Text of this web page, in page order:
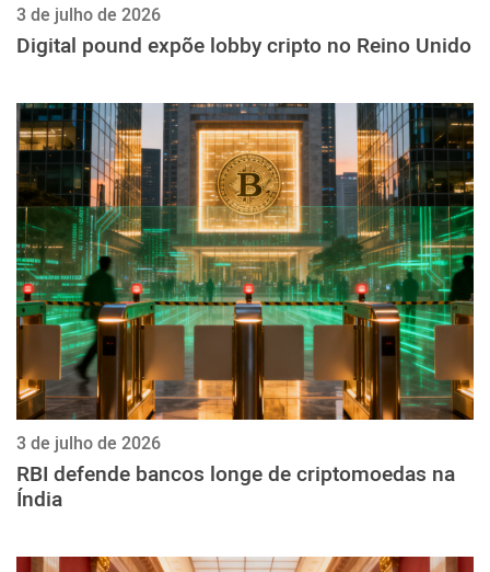
3 de julho de 2026
Digital pound expõe lobby cripto no Reino Unido
3 de julho de 2026
RBI defende bancos longe de criptomoedas na
Índia